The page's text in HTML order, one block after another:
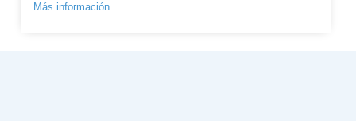
Más información...